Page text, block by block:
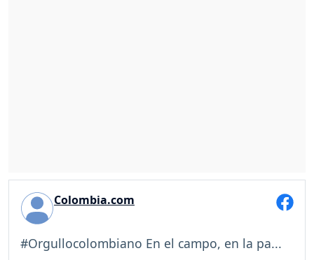
Colombia.com
#Orgullocolombiano En el campo, en la pa...